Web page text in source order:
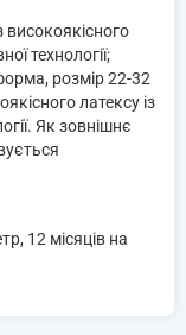
високоякісного
технології;
розмір 22-32
латексу із
Як зовнішнє
12 місяців на